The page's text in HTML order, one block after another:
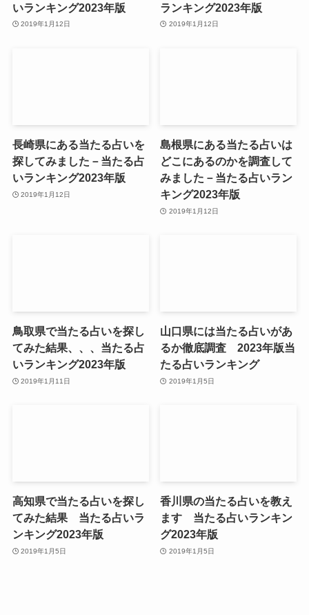
いランキング2023年版
2019年1月12日
ランキング2023年版
2019年1月12日
長崎県にある当たる占いを
探してみました－当たる占
いランキング2023年版
2019年1月12日
島根県にある当たる占いは
どこにあるのかを調査して
みました－当たる占いラン
キング2023年版
2019年1月12日
鳥取県で当たる占いを探し
てみた結果、、、当たる占
いランキング2023年版
2019年1月11日
山口県には当たる占いがあ
るか徹底調査 2023年版当
たる占いランキング
2019年1月5日
高知県で当たる占いを探し
てみた結果 当たる占いラ
ンキング2023年版
2019年1月5日
香川県の当たる占いを教え
ます 当たる占いランキン
グ2023年版
2019年1月5日